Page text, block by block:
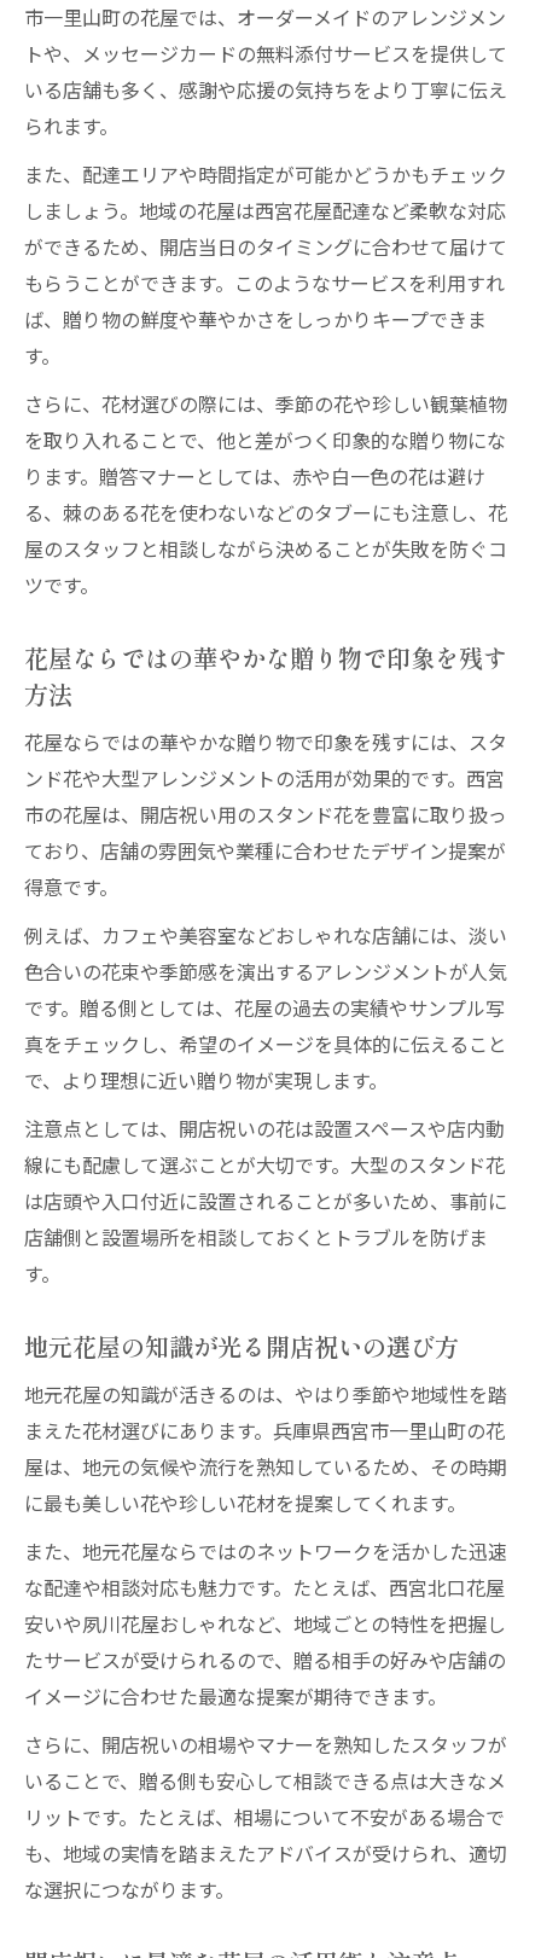
花屋の提案で差がつくおしゃれな贈り物
開店祝いに最適な花屋のアレンジメント集
タブーを避ける開店祝いの花選びとは
方
花屋が教える開店祝いで避けたい花の種類
失礼のない花屋選びとタブー回避のポイン
ト
華やかさ重視で花屋を活用したお祝い術
花屋で叶う華やかなお祝いギフトの選び方
開店祝いに最適な花屋の華やかな提案術
花屋のセンスを活かしたお祝い演出の方法
ト
市一里山町の花屋では、オーダーメイドのアレンジメン
トや、メッセージカードの無料添付サービスを提供して
いる店舗も多く、感謝や応援の気持ちをより丁寧に伝え
られます。
また、配達エリアや時間指定が可能かどうかもチェック
しましょう。地域の花屋は西宮花屋配達など柔軟な対応
ができるため、開店当日のタイミングに合わせて届けて
もらうことができます。このようなサービスを利用すれ
ば、贈り物の鮮度や華やかさをしっかりキープできま
す。
さらに、花材選びの際には、季節の花や珍しい観葉植物
を取り入れることで、他と差がつく印象的な贈り物にな
ります。贈答マナーとしては、赤や白一色の花は避け
る、棘のある花を使わないなどのタブーにも注意し、花
屋のスタッフと相談しながら決めることが失敗を防ぐコ
ツです。
花屋ならではの華やかな贈り物で印象を残す
方法
花屋ならではの華やかな贈り物で印象を残すには、スタ
ンド花や大型アレンジメントの活用が効果的です。西宮
市の花屋は、開店祝い用のスタンド花を豊富に取り扱っ
ており、店舗の雰囲気や業種に合わせたデザイン提案が
得意です。
例えば、カフェや美容室などおしゃれな店舗には、淡い
色合いの花束や季節感を演出するアレンジメントが人気
です。贈る側としては、花屋の過去の実績やサンプル写
真をチェックし、希望のイメージを具体的に伝えること
で、より理想に近い贈り物が実現します。
注意点としては、開店祝いの花は設置スペースや店内動
線にも配慮して選ぶことが大切です。大型のスタンド花
は店頭や入口付近に設置されることが多いため、事前に
店舗側と設置場所を相談しておくとトラブルを防げま
す。
地元花屋の知識が光る開店祝いの選び方
地元花屋の知識が活きるのは、やはり季節や地域性を踏
まえた花材選びにあります。兵庫県西宮市一里山町の花
屋は、地元の気候や流行を熟知しているため、その時期
に最も美しい花や珍しい花材を提案してくれます。
また、地元花屋ならではのネットワークを活かした迅速
な配達や相談対応も魅力です。たとえば、西宮北口花屋
安いや夙川花屋おしゃれなど、地域ごとの特性を把握し
たサービスが受けられるので、贈る相手の好みや店舗の
イメージに合わせた最適な提案が期待できます。
さらに、開店祝いの相場やマナーを熟知したスタッフが
いることで、贈る側も安心して相談できる点は大きなメ
リットです。たとえば、相場について不安がある場合で
も、地域の実情を踏まえたアドバイスが受けられ、適切
な選択につながります。